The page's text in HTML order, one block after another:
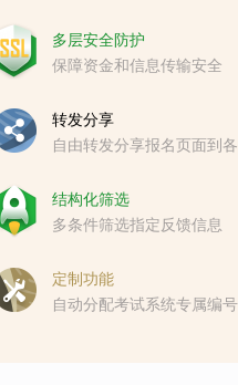
多层安全防护
保障资金和信息传输安全
转发分享
自由转发分享报名页面到
结构化筛选
多条件筛选指定反馈信息
定制功能
自动分配考试系统专属编号